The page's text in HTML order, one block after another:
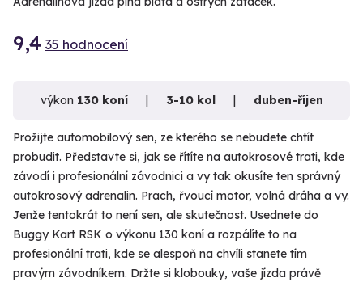
9,4 35 hodnocení
výkon 130 koní 3-10 kol duben-říjen
Prožijte automobilový sen, ze kterého se nebudete chtít
probudit. Představte si, jak se řítíte na autokrosové trati, kde
závodí i profesionální závodnici a vy tak okusíte ten správný
autokrosový adrenalin. Prach, řvoucí motor, volná dráha a vy.
Jenže tentokrát to není sen, ale skutečnost. Usednete do
Buggy Kart RSK o výkonu 130 koní a rozpálíte to na
profesionální trati, kde se alespoň na chvíli stanete tím
pravým závodníkem. Držte si klobouky, vaše jízda právě